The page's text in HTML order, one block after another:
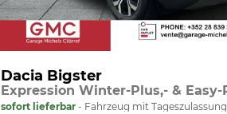
Dacia Bigster
sofort lieferbar Fahrzeug mit Tageszulassung